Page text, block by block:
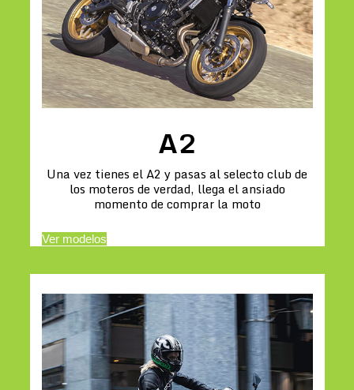
A2
Una vez tienes el A2 y pasas al selecto club de
los moteros de verdad, llega el ansiado
momento de comprar la moto
Ver modelos